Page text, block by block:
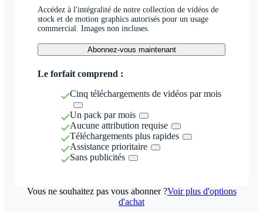
Accédez à l'intégralité de notre collection de vidéos de
stock et de motion graphics autorisés pour un usage
commercial. Images non incluses.
Abonnez-vous maintenant
Le forfait comprend :
Cinq téléchargements de vidéos par mois
Un pack par mois
Aucune attribution requise
Téléchargements plus rapides
Assistance prioritaire
Sans publicités
Vous ne souhaitez pas vous abonner ?Voir plus d'options
d'achat